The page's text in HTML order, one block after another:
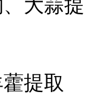
大蒜提
提取